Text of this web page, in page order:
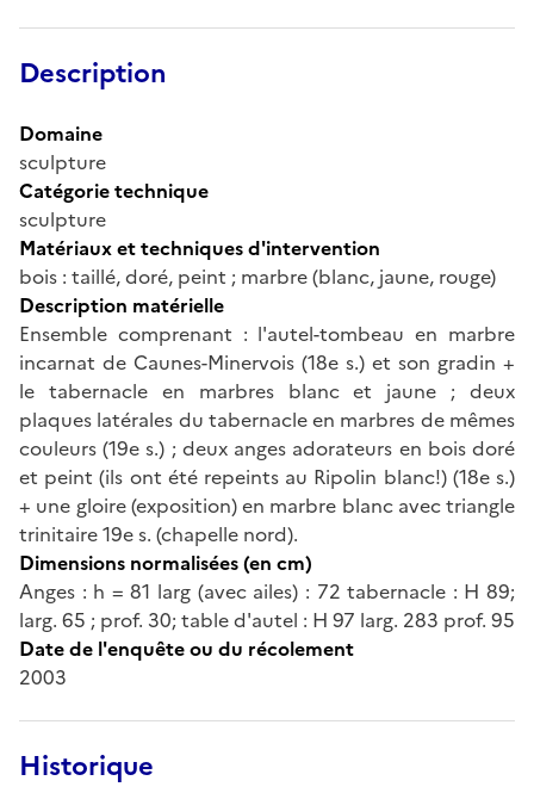
Description
Domaine
sculpture
Catégorie technique
sculpture
Matériaux et techniques d'intervention
bois : taillé, doré, peint ; marbre (blanc, jaune, rouge)
Description matérielle
Ensemble comprenant : l'autel-tombeau en marbre
incarnat de Caunes-Minervois (18e s.) et son gradin +
le tabernacle en marbres blanc et jaune ; deux
plaques latérales du tabernacle en marbres de mêmes
couleurs (19e s.) ; deux anges adorateurs en bois doré
et peint (ils ont été repeints au Ripolin blanc!) (18e s.)
+ une gloire (exposition) en marbre blanc avec triangle
trinitaire 19e s. (chapelle nord).
Dimensions normalisées (en cm)
Anges : h = 81 larg (avec ailes) : 72 tabernacle : H 89;
larg. 65 ; prof. 30; table d'autel : H 97 larg. 283 prof. 95
Date de l'enquête ou du récolement
2003
Historique